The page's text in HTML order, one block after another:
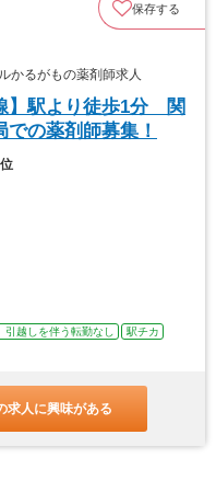
保存する
るがもの薬剤師求人
】駅より徒歩1分 関
の薬剤師募集！
引越しを伴う転勤なし
駅チカ
求人に興味がある